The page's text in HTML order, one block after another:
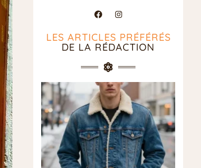
LES ARTICLES PRÉFÉRÉS
DE LA RÉDACTION